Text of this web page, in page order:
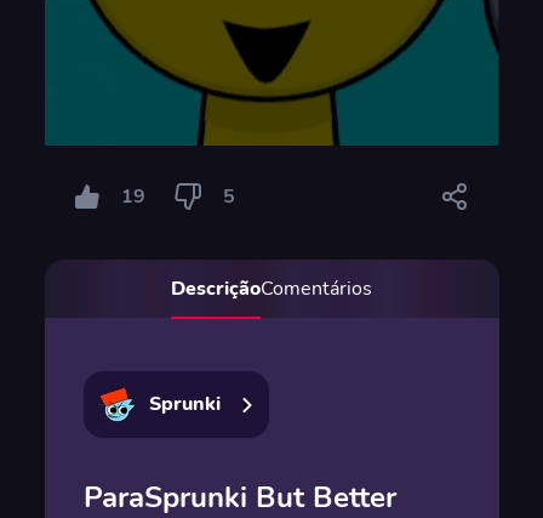
19 5
DescriçãoComentários
Sprunki
ParaSprunki But Better